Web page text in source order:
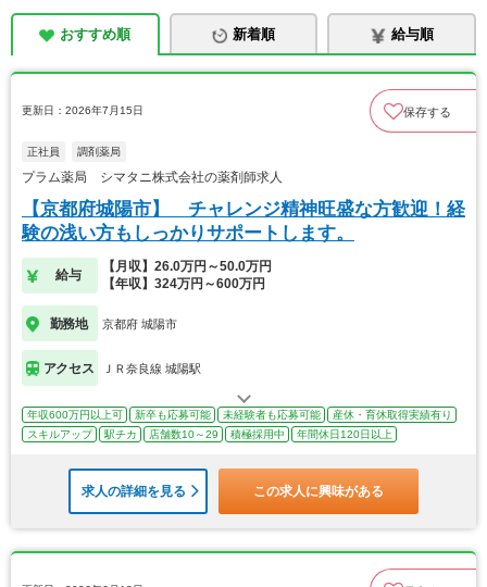
おすすめ順 新着順 給与順
更新日：2026年7月15日 保存する
正社員 調剤薬局
プラム薬局 シマタニ株式会社の薬剤師求人
【京都府城陽市】 チャレンジ精神旺盛な方歓迎！経
験の浅い方もしっかりサポートします。
給与
【月収】26.0万円～50.0万円
【年収】324万円～600万円
勤務地 京都府 城陽市
アクセス ＪＲ奈良線 城陽駅
年収600万円以上可 新卒も応募可能 未経験者も応募可能
産休・育休取得実績有り
スキルアップ
駅チカ 店舗数10～29 積極採用中 年間休日120日以上
求人の詳細を見る この求人に興味がある